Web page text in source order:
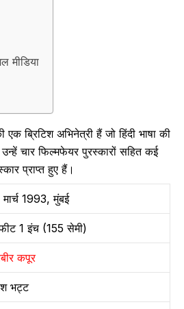
मीडिया
ब्रिटिश अभिनेत्री हैं जो हिंदी भाषा की
चार फिल्मफेयर पुरस्कारों सहित कई
प्राप्त हुए हैं।
मार्च 1993, मुंबई
1 इंच (155 सेमी)
कपूर
भट्ट